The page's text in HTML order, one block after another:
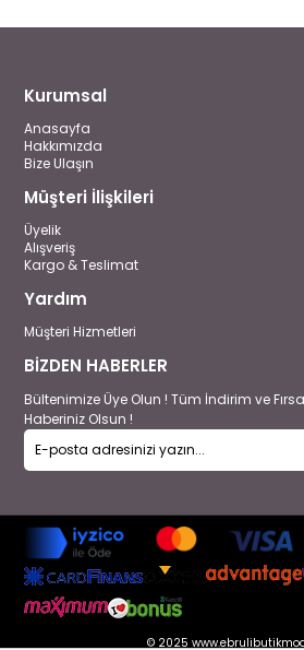
Kurumsal
Anasayfa
Hakkımızda
Bize Ulaşın
Müşteri İlişkileri
Üyelik
Alışveriş
Kargo & Teslimat
Yardım
Müşteri Hizmetleri
BİZDEN HABERLER
Bültenimize Üye Olun ! Tüm İndirim ve
Haberiniz Olsun !
© 2025